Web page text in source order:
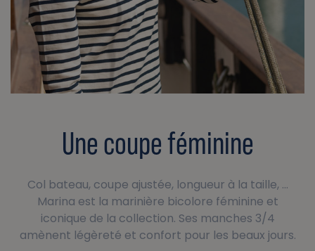
Une coupe féminine
Col bateau, coupe ajustée, longueur à la taille, ...
Marina est la marinière bicolore féminine et
iconique de la collection. Ses manches 3/4
amènent légèreté et confort pour les beaux jours.